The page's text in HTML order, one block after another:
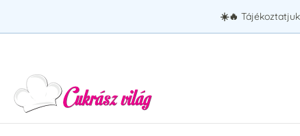
☀️🔥